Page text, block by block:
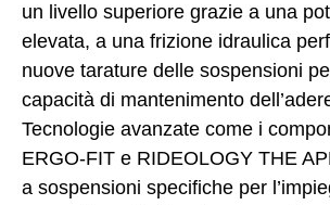
un livello superiore grazie a una
elevata, a una frizione idraulica
nuove tarature delle sospensioni
capacità di mantenimento
Tecnologie avanzate come i
ERGO-FIT e RIDEOLOGY THE
a sospensioni specifiche per